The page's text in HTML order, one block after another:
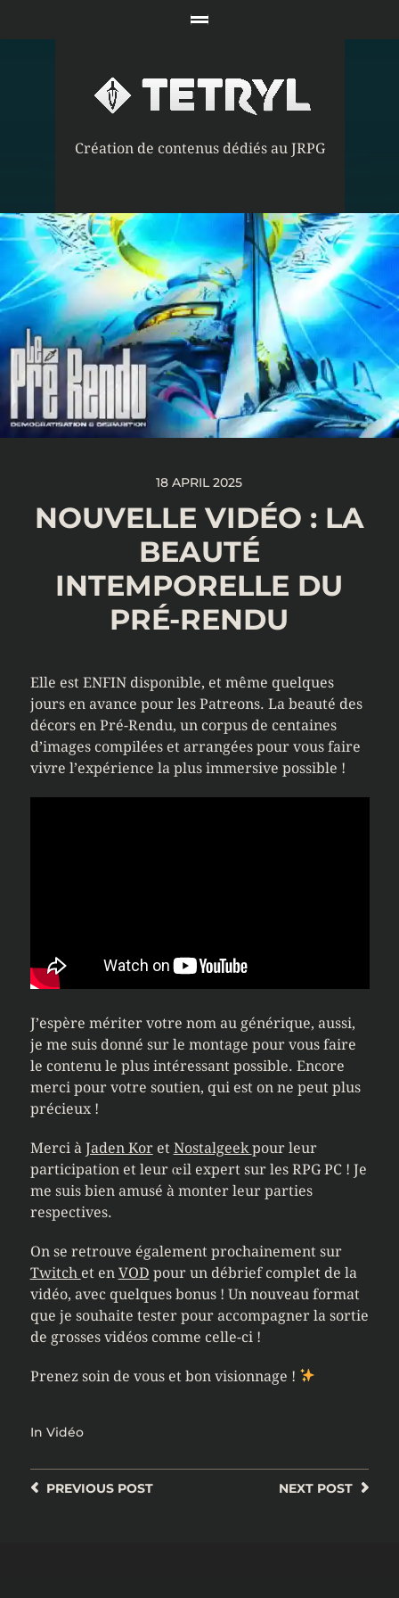
Création de contenus dédiés au JRPG
18 APRIL 2025
NOUVELLE VIDÉO : LA
BEAUTÉ
INTEMPORELLE DU
PRÉ-RENDU
Elle est ENFIN disponible, et même quelques
jours en avance pour les Patreons. La beauté des
décors en Pré-Rendu, un corpus de centaines
d’images compilées et arrangées pour vous faire
vivre l’expérience la plus immersive possible !
J’espère mériter votre nom au générique, aussi,
je me suis donné sur le montage pour vous faire
le contenu le plus intéressant possible. Encore
merci pour votre soutien, qui est on ne peut plus
précieux !
Merci à Jaden Koret Nostalgeek pour leur
participation et leur œil expert sur les RPG PC ! Je
me suis bien amusé à monter leur parties
respectives.
On se retrouve également prochainement sur
Twitch et en VOD pour un débrief complet de la
vidéo, avec quelques bonus ! Un nouveau format
que je souhaite tester pour accompagner la sortie
de grosses vidéos comme celle-ci !
Prenez soin de vous et bon visionnage !
In Vidéo
NEXT POST
PREVIOUSPOST